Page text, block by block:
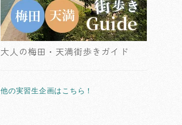
大人の梅田・天満街歩きガイド
他の実習生企画はこちら！